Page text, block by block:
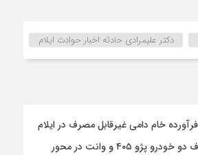
دکتر علیمرادی حادثه اخبار حوادث ایلام
۳ مصدوم در تصادف دو خودرو پژو ۴۰۵ و وانت در محور